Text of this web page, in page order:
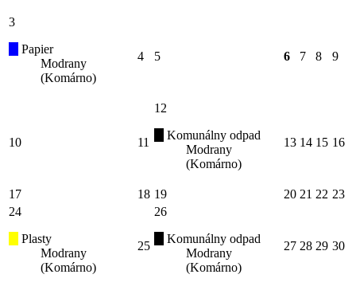
3
Papier
Modrany
(Komárno)
4 5 6 7 8 9
10 11
12
Komunálny odpad
Modrany
(Komárno)
13 14 15 16
17 18 19 20 21 22 23
24
Plasty
Modrany
(Komárno)
25
26
Komunálny odpad
Modrany
(Komárno)
27 28 29 30